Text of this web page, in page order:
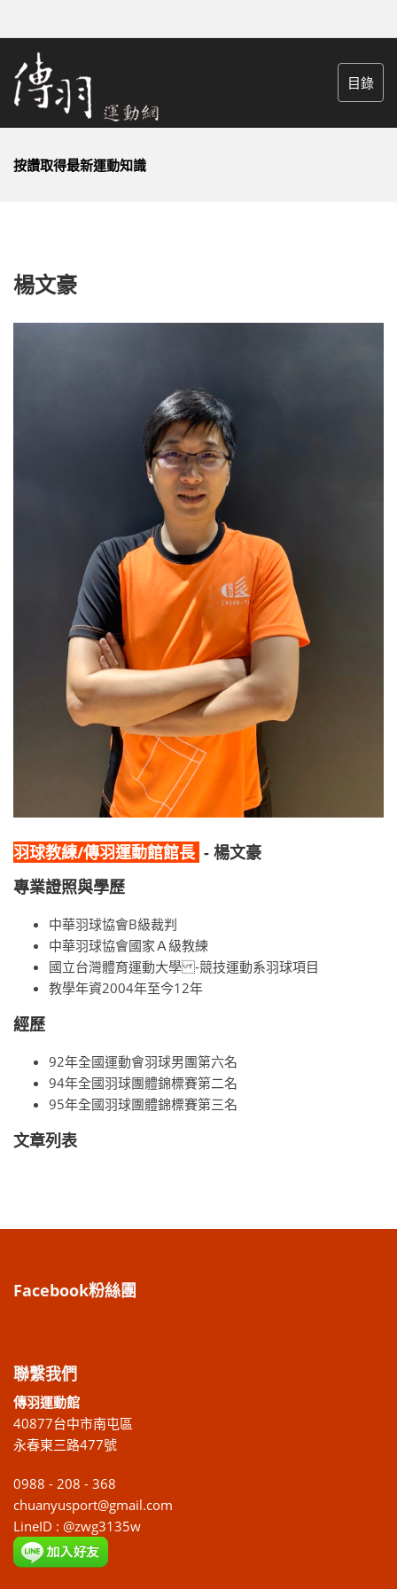
目錄
按讚取得最新運動知識
楊文豪
羽球教練/傳羽運動館館長 - 楊文豪
專業證照與學歷
中華羽球協會B級裁判
中華羽球協會國家Ａ級教練
國立台灣體育運動大學 -競技運動系羽球項目
教學年資2004年至今12年
經歷
92年全國運動會羽球男團第六名
94年全國羽球團體錦標賽第二名
95年全國羽球團體錦標賽第三名
文章列表
Facebook粉絲團
聯繫我們
傳羽運動館
40877台中市南屯區
永春東三路477號
0988 - 208 - 368
chuanyusport@gmail.com
LineID : @zwg3135w